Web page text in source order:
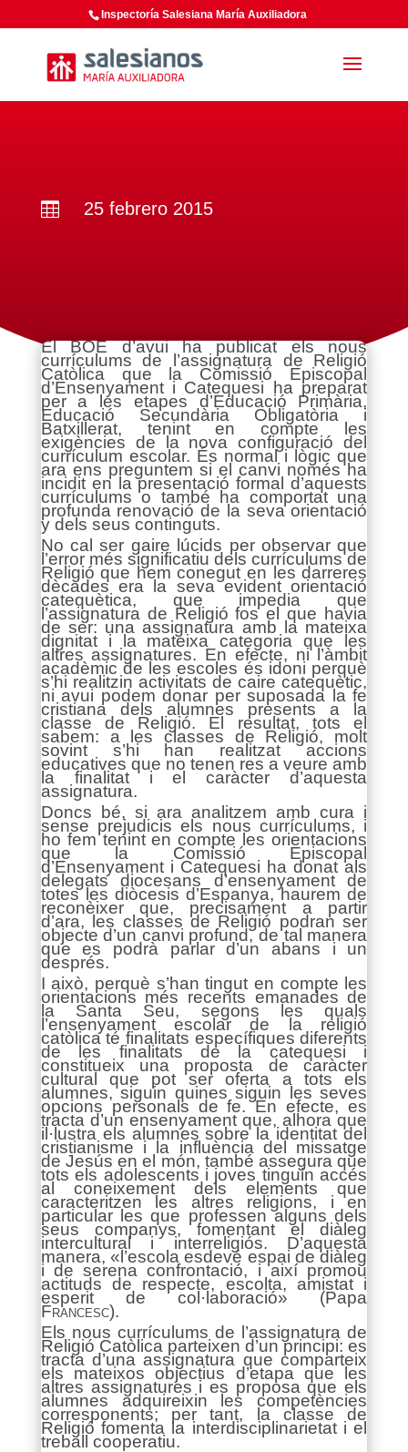
Inspectoría Salesiana María Auxiliadora
 25 febrero 2015
El BOE d’avui ha publicat els nous
currículums de l’assignatura de Religió
Catòlica que la Comissió Episcopal
d’Ensenyament i Catequesi ha preparat
per a les etapes d’Educació Primària,
Educació Secundària Obligatòria i
Batxillerat, tenint en compte les
exigències de la nova configuració del
currículum escolar. És normal i lògic que
ara ens preguntem si el canvi només ha
incidit en la presentació formal d’aquests
currículums o també ha comportat una
profunda renovació de la seva orientació
y dels seus continguts.
No cal ser gaire lúcids per observar que
l’error més significatiu dels currículums de
Religió que hem conegut en les darreres
dècades era la seva evident orientació
catequètica, que impedia que
l’assignatura de Religió fos el que havia
de ser: una assignatura amb la mateixa
dignitat i la mateixa categoria que les
altres assignatures. En efecte, ni l’àmbit
acadèmic de les escoles és idoni perquè
s’hi realitzin activitats de caire catequètic,
ni avui podem donar per suposada la fe
cristiana dels alumnes presents a la
classe de Religió. El resultat, tots el
sabem: a les classes de Religió, molt
sovint s’hi han realitzat accions
educatives que no tenen res a veure amb
la finalitat i el caràcter d’aquesta
assignatura.
Doncs bé, si ara analitzem amb cura i
sense prejudicis els nous currículums, i
ho fem tenint en compte les orientacions
que la Comissió Episcopal
d’Ensenyament i Catequesi ha donat als
delegats diocesans d’ensenyament de
totes les diòcesis d’Espanya, haurem de
reconèixer que, precisament a partir
d’ara, les classes de Religió podran ser
objecte d’un canvi profund, de tal manera
que es podrà parlar d’un abans i un
després.
I això, perquè s’han tingut en compte les
orientacions més recents emanades de
la Santa Seu, segons les quals
l’ensenyament escolar de la religió
catòlica té finalitats específiques diferents
de les finalitats de la catequesi i
constitueix una proposta de caràcter
cultural que pot ser oferta a tots els
alumnes, siguin quines siguin les seves
opcions personals de fe. En efecte, es
tracta d’un ensenyament que, alhora que
il·lustra els alumnes sobre la identitat del
cristianisme i la influència del missatge
de Jesús en el món, també assegura que
tots els adolescents i joves tinguin accés
al coneixement dels elements que
caracteritzen les altres religions, i en
particular les que professen alguns dels
seus companys, fomentant el diàleg
intercultural i interreligiós. D’aquesta
manera, «l’escola esdevé espai de diàleg
i de serena confrontació, i així promou
actituds de respecte, escolta, amistat i
esperit de col·laboració» (Papa
Francesc).
Els nous currículums de l’assignatura de
Religió Catòlica parteixen d’un principi: es
tracta d’una assignatura que comparteix
els mateixos objectius d’etapa que les
altres assignatures i es proposa que els
alumnes adquireixin les competències
corresponents; per tant, la classe de
Religió fomenta la interdisciplinarietat i el
treball cooperatiu.